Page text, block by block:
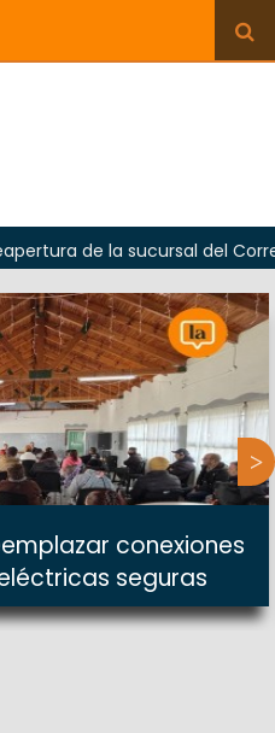
la sucursal del Correo
conexiones
seguras